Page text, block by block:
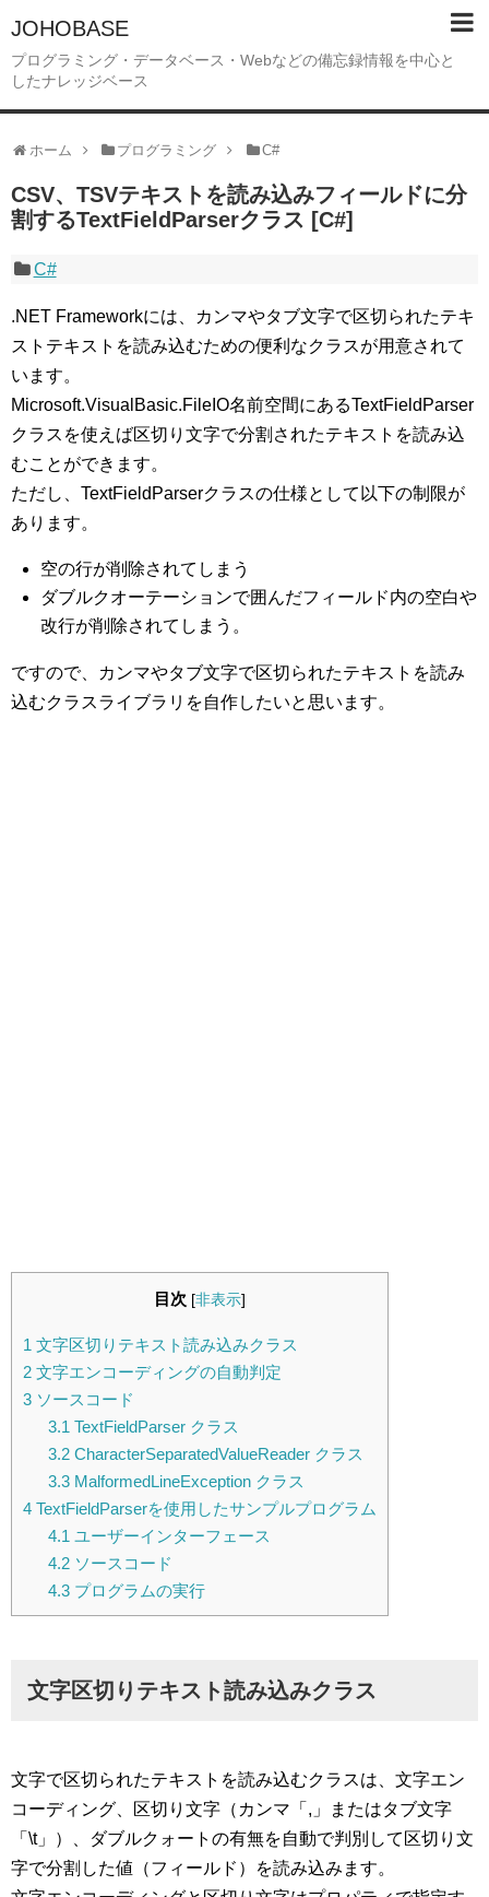
JOHOBASE
プログラミング・データベース・Webなどの備忘録情報を中心と
したナレッジベース
ホーム プログラミング C#
CSV、TSVテキストを読み込みフィールドに分
割するTextFieldParserクラス [C#]
C#
.NET Frameworkには、カンマやタブ文字で区切られたテキ
ストテキストを読み込むための便利なクラスが用意されて
います。
Microsoft.VisualBasic.FileIO名前空間にあるTextFieldParser
クラスを使えば区切り文字で分割されたテキストを読み込
むことができます。
ただし、TextFieldParserクラスの仕様として以下の制限が
あります。
空の行が削除されてしまう
ダブルクオーテーションで囲んだフィールド内の空白や
改行が削除されてしまう。
ですので、カンマやタブ文字で区切られたテキストを読み
込むクラスライブラリを自作したいと思います。
目次 [非表示]
1 文字区切りテキスト読み込みクラス
2 文字エンコーディングの自動判定
3 ソースコード
3.1 TextFieldParser クラス
3.2CharacterSeparatedValueReader クラス
3.3MalformedLineException クラス
4 TextFieldParserを使用したサンプルプログラム
4.1 ユーザーインターフェース
4.2ソースコード
4.3プログラムの実行
文字区切りテキスト読み込みクラス
文字で区切られたテキストを読み込むクラスは、文字エン
コーディング、区切り文字（カンマ「,」またはタブ文字
「\t」）、ダブルクォートの有無を自動で判別して区切り文
字で分割した値（フィールド）を読み込みます。